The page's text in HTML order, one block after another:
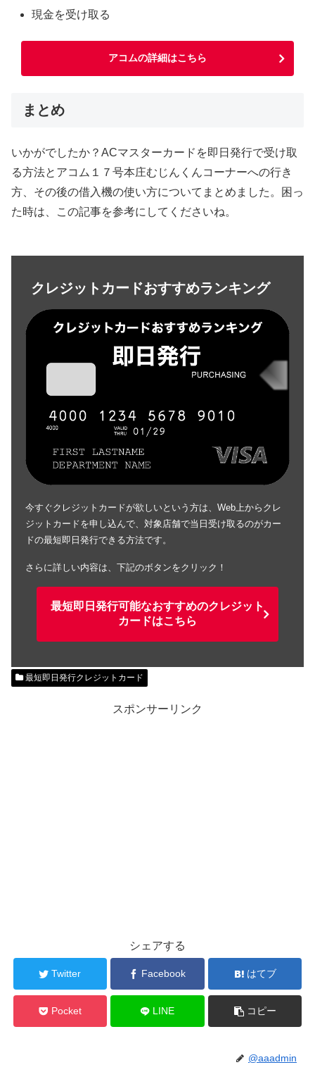
現金を受け取る
アコムの詳細はこちら
まとめ
いかがでしたか？ACマスターカードを即日発行で受け取
る方法とアコム１７号本庄むじんくんコーナーへの行き
方、その後の借入機の使い方についてまとめました。困っ
た時は、この記事を参考にしてくださいね。
クレジットカードおすすめランキング
今すぐクレジットカードが欲しいという方は、Web上からクレ
ジットカードを申し込んで、対象店舗で当日受け取るのがカー
ドの最短即日発行できる方法です。
さらに詳しい内容は、下記のボタンをクリック！
最短即日発行可能なおすすめのクレジット
カードはこちら
最短即日発行クレジットカード
スポンサーリンク
シェアする
Twitter Facebook はてブ
Pocket LINE コピー
@aaadmin